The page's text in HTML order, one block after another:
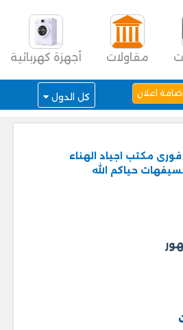
مقاولات أجهزة كهربائية
اضافة اعلان كل الدول
فورى مكتب اجياد الهناء
حياكم الله